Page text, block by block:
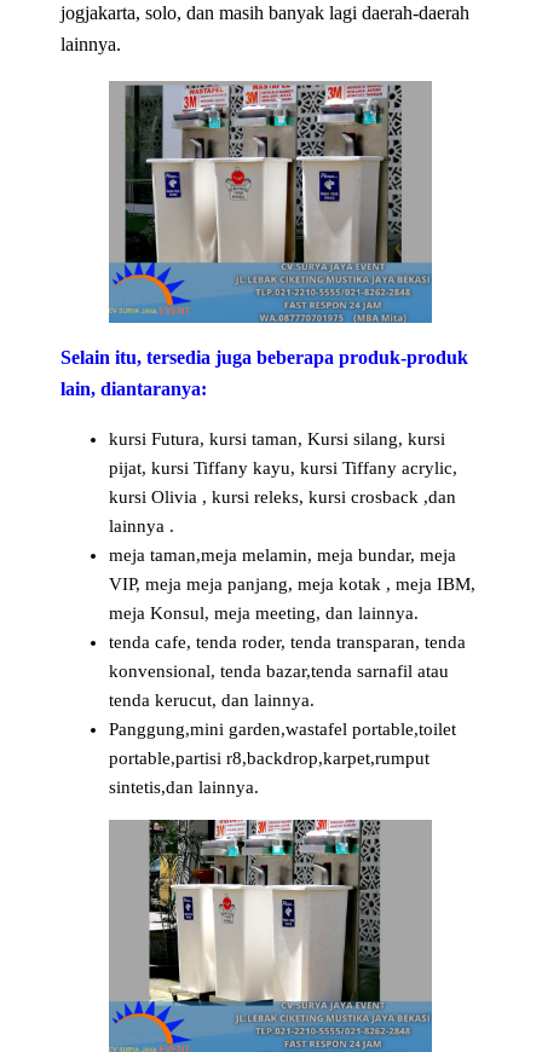
jogjakarta, solo, dan masih banyak lagi daerah-daerah
lainnya.
Selain itu, tersedia juga beberapa produk-produk
lain, diantaranya:
kursi Futura, kursi taman, Kursi silang, kursi
pijat, kursi Tiffany kayu, kursi Tiffany acrylic,
kursi Olivia , kursi releks, kursi crosback ,dan
lainnya .
meja taman,meja melamin, meja bundar, meja
VIP, meja meja panjang, meja kotak , meja IBM,
meja Konsul, meja meeting, dan lainnya.
tenda cafe, tenda roder, tenda transparan, tenda
konvensional, tenda bazar,tenda sarnafil atau
tenda kerucut, dan lainnya.
Panggung,mini garden,wastafel portable,toilet
portable,partisi r8,backdrop,karpet,rumput
sintetis,dan lainnya.